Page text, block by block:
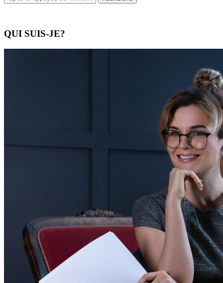
QUI SUIS-JE?